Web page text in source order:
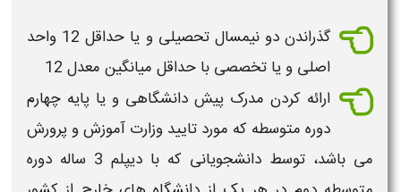
گذراندن دو نیمسال تحصیلی و یا حداقل 12 واحد
اصلی و یا تخصصی با حداقل میانگین معدل 12
ارائه کردن مدرک پیش دانشگاهی و یا پایه چهارم
دوره متوسطه که مورد تایید وزارت آموزش و پرورش
می باشد، توسط دانشجویانی که با دیپلم 3 ساله دوره